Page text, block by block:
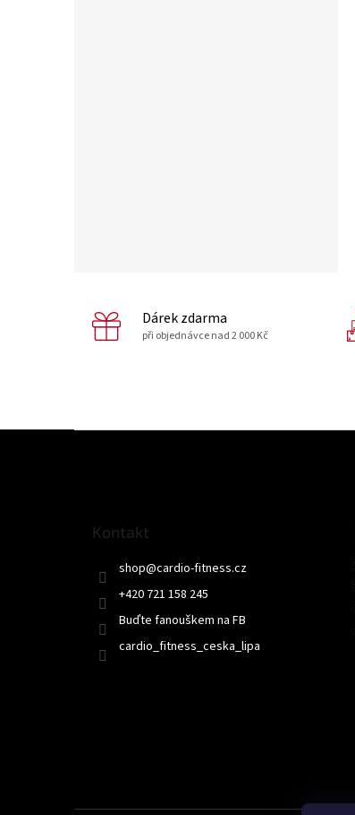
Dárek zdarma
při objednávce nad 2 000 Kč
Kontakt
shop@cardio-fitness.cz
+420 721 158 245
Buďte fanouškem na FB
cardio_fitness_ceska_lipa